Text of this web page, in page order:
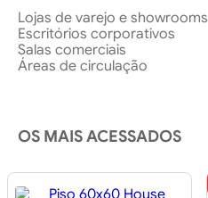
Lojas de varejo e showrooms
Escritórios corporativos
Salas comerciais
Áreas de circulação
OS MAIS ACESSADOS